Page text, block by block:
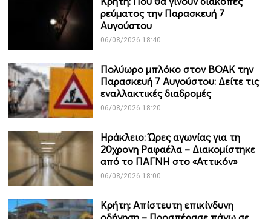
ρεύματος την Παρασκευή 7
Αυγούστου
06/08/2026 18:40
Πολύωρο μπλόκο στον ΒΟΑΚ την
Παρασκευή 7 Αυγούστου: Δείτε τις
εναλλακτικές διαδρομές
06/08/2026 18:20
Ηράκλειο: Ώρες αγωνίας για τη
20χρονη Ραφαέλα – Διακομίστηκε
από το ΠΑΓΝΗ στο «Αττικόν»
06/08/2026 18:00
Κρήτη: Απίστευτη επικίνδυνη